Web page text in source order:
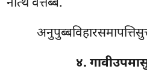
नत्थि वत्तब्बं.
४.